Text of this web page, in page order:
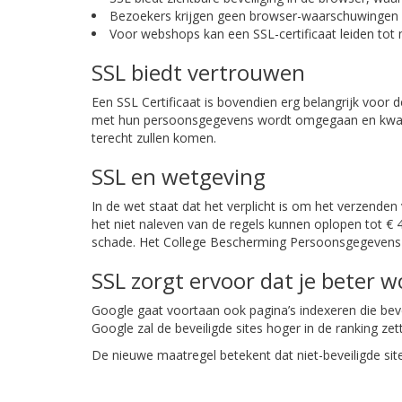
Bezoekers krijgen geen browser-
Voor webshops kan een SSL-certificaat leiden
SSL biedt vertrouwen
Een SSL Certificaat is bovendien erg belangrijk
met hun persoonsgegevens wordt omgegaan en
terecht zullen komen.
SSL en wetgeving
In de wet staat dat het verplicht is om het
het niet naleven van de regels kunnen oplopen tot
schade. Het College Bescherming
SSL zorgt ervoor dat je beter
Google gaat voortaan ook pagina’s indexeren die
Google zal de beveiligde sites hoger in de ranking
De nieuwe maatregel betekent dat niet-beveiligde